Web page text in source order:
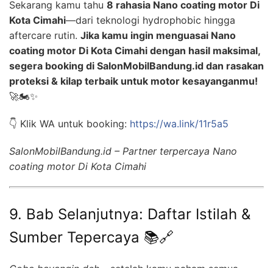
Sekarang kamu tahu 8 rahasia Nano coating motor Di
Kota Cimahi—dari teknologi hydrophobic hingga
aftercare rutin. Jika kamu ingin menguasai Nano
coating motor Di Kota Cimahi dengan hasil maksimal,
segera booking di SalonMobilBandung.id dan rasakan
proteksi & kilap terbaik untuk motor kesayanganmu!
🚀🏍️✨
👇 Klik WA untuk booking: https://wa.link/11r5a5
SalonMobilBandung.id – Partner terpercaya Nano
coating motor Di Kota Cimahi
9. Bab Selanjutnya: Daftar Istilah &
Sumber Tepercaya 📚🔗